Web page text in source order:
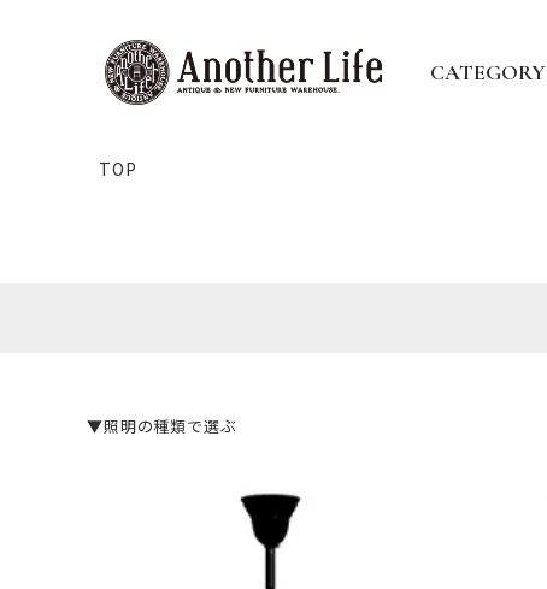
CATEGORY
TOP
▼照明の種類で選ぶ